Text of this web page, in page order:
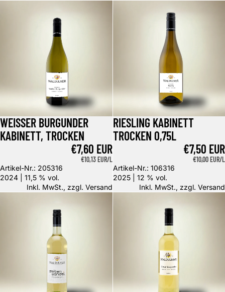
WEISSER BURGUNDER
KABINETT, TROCKEN
€7,60 EUR
GRUNDPREIS
€10,13 EUR/L
Artikel-Nr.: 205316
2024 | 11,5 % vol.
Inkl. MwSt., zzgl. Versand
RIESLING KABINETT
TROCKEN 0,75L
€7,50 EUR
GRUNDPREIS
€10,00 EUR/L
Artikel-Nr.: 106316
2025 | 12 % vol.
Inkl. MwSt., zzgl. Versand